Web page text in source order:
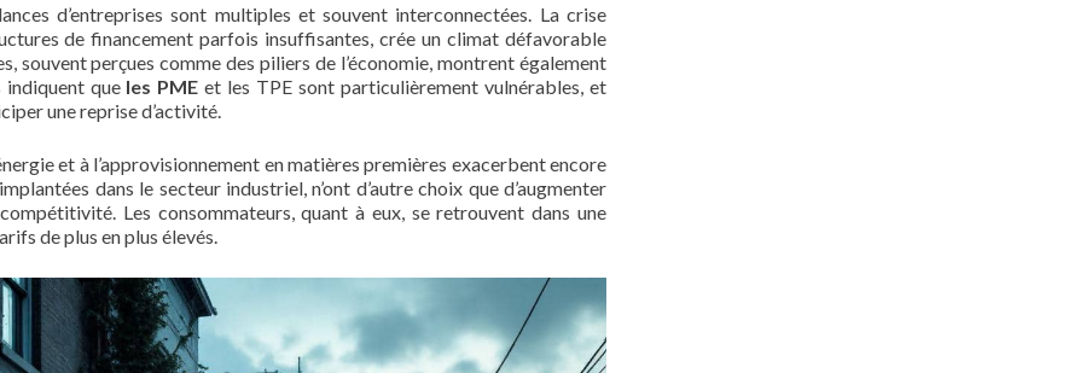
d’entreprises sont multiples et souvent interconnectées. La crise
de financement parfois insuffisantes, crée un climat défavorable
souvent perçues comme des piliers de l’économie, montrent également
indiquent que les PME et les TPE sont particulièrement vulnérables, et
une reprise d’activité.
et à l’approvisionnement en matières premières exacerbent encore
dans le secteur industriel, n’ont d’autre choix que d’augmenter
Les consommateurs, quant à eux, se retrouvent dans une
de plus en plus élevés.